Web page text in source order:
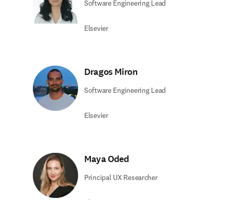
Software Engineering Lead
Elsevier
Dragos Miron
Software Engineering Lead
Elsevier
Maya Oded
Principal UX Researcher